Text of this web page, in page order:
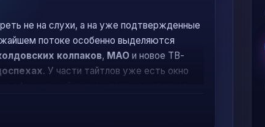
не на слухи, а на уже подтвержденные
потоке особенно выделяются
колпаков, MAO и новое ТВ-
. У части тайтлов уже есть окно
именно проекты с
без фанатских догадок.